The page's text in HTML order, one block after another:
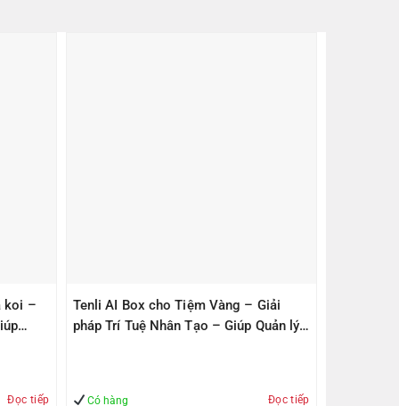
koi –
Đọc tiếp
Tenli AI Box cho Tiệm Vàng – Giải
pháp Trí Tuệ Nhân Tạo – Giúp Quản lý
Có hàng Đọc tiếp